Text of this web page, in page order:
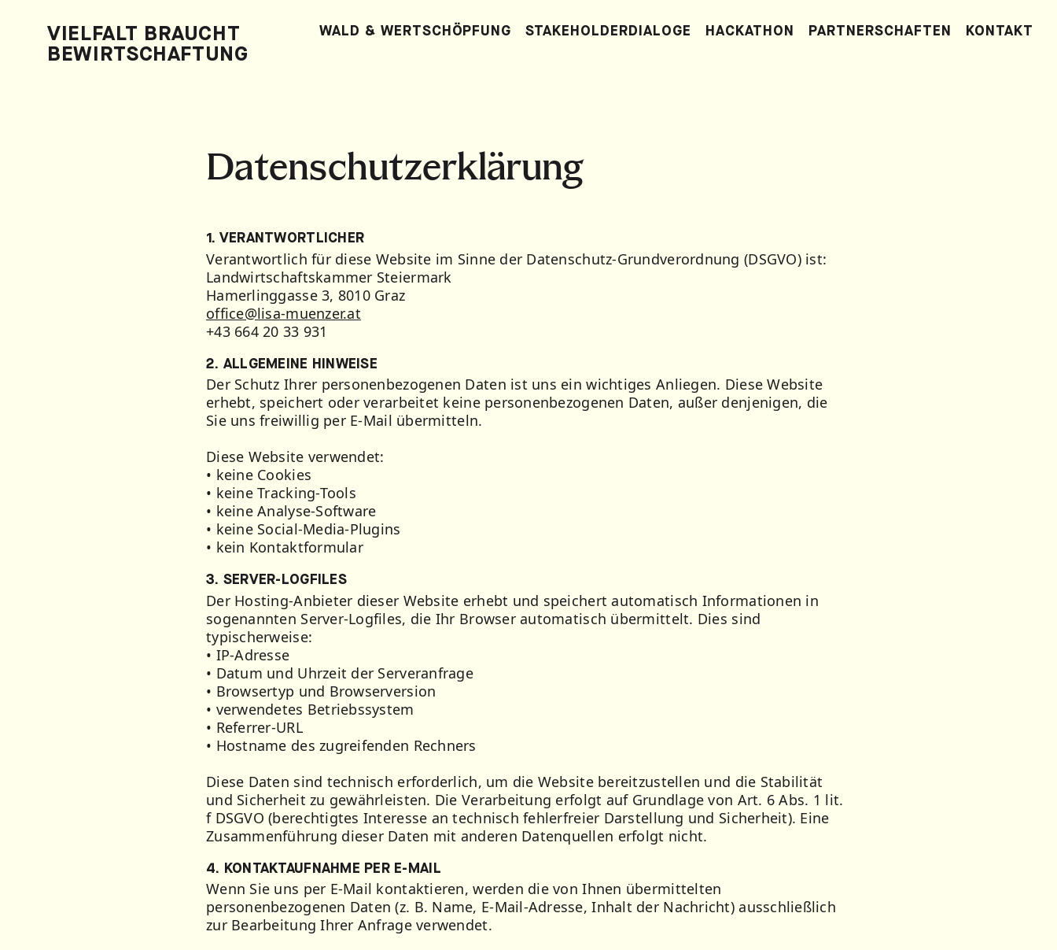
VIELFALT BRAUCHT
BEWIRTSCHAFTUNG
WALD & WERTSCHÖPFUNG STAKEHOLDERDIALOGE HACKATHON PARTNERSCHAFTEN KONTAKT
Datenschutzerklärung
1. VERANTWORTLICHER
Verantwortlich für diese Website im Sinne der Datenschutz-Grundverordnung (DSGVO) ist:
Landwirtschaftskammer Steiermark
Hamerlinggasse 3, 8010 Graz
office@lisa-muenzer.at
+43 664 20 33 931
2. ALLGEMEINE HINWEISE
Der Schutz Ihrer personenbezogenen Daten ist uns ein wichtiges Anliegen. Diese Website
erhebt, speichert oder verarbeitet keine personenbezogenen Daten, außer denjenigen, die
Sie uns freiwillig per E-Mail übermitteln.
Diese Website verwendet:
• keine Cookies
• keine Tracking-Tools
• keine Analyse-Software
• keine Social-Media-Plugins
• kein Kontaktformular
3. SERVER-LOGFILES
Der Hosting-Anbieter dieser Website erhebt und speichert automatisch Informationen in
sogenannten Server-Logfiles, die Ihr Browser automatisch übermittelt. Dies sind
typischerweise:
• IP-Adresse
• Datum und Uhrzeit der Serveranfrage
• Browsertyp und Browserversion
• verwendetes Betriebssystem
• Referrer-URL
• Hostname des zugreifenden Rechners
Diese Daten sind technisch erforderlich, um die Website bereitzustellen und die Stabilität
und Sicherheit zu gewährleisten. Die Verarbeitung erfolgt auf Grundlage von Art. 6 Abs. 1 lit.
f DSGVO (berechtigtes Interesse an technisch fehlerfreier Darstellung und Sicherheit). Eine
Zusammenführung dieser Daten mit anderen Datenquellen erfolgt nicht.
4. KONTAKTAUFNAHME PER E-MAIL
Wenn Sie uns per E-Mail kontaktieren, werden die von Ihnen übermittelten
personenbezogenen Daten (z. B. Name, E-Mail-Adresse, Inhalt der Nachricht) ausschließlich
zur Bearbeitung Ihrer Anfrage verwendet.